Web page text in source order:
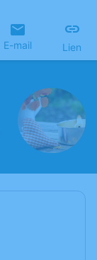
E-mail Lien